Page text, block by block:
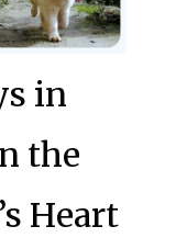
in
the
Heart